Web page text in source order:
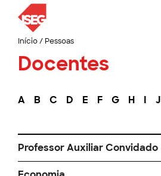
Início/ Pessoas
Docentes
A B C D E F G H I J
Professor Auxiliar Convidado